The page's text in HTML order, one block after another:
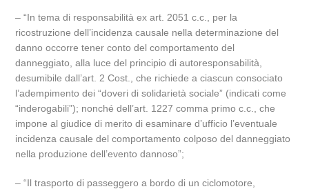
– “In tema di responsabilità ex art. 2051 c.c., per la
ricostruzione dell’incidenza causale nella determinazione del
danno occorre tener conto del comportamento del
danneggiato, alla luce del principio di autoresponsabilità,
desumibile dall’art. 2 Cost., che richiede a ciascun consociato
l’adempimento dei “doveri di solidarietà sociale” (indicati come
“inderogabili”); nonché dell’art. 1227 comma primo c.c., che
impone al giudice di merito di esaminare d’ufficio l’eventuale
incidenza causale del comportamento colposo del danneggiato
nella produzione dell’evento dannoso”;
– “Il trasporto di passeggero a bordo di un ciclomotore,